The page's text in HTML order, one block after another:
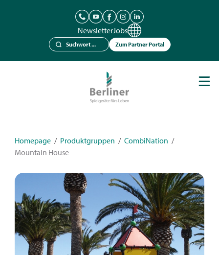
NewsletterJobs
Zum Partner Portal
News
Kontakt
Homepage / Produktgruppen / CombiNation /
Mountain House